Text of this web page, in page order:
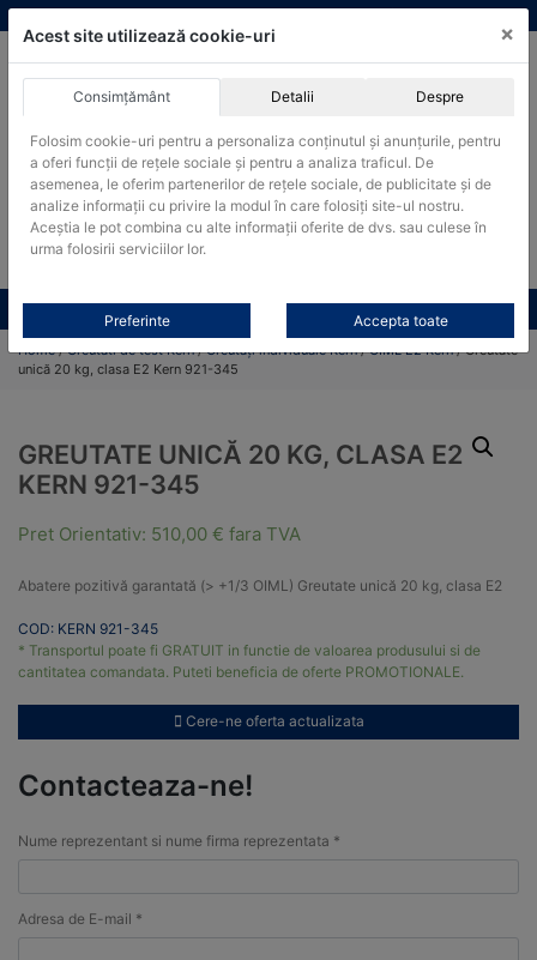
Skip
to
Produsele pot fi achizitionate si in sistemul SEAP / SICAP
Products
search
CAUTARE
Toate produsele CONTACT
Home/Greutati de test Kern/Greutăți individuale Kern/OIML E2 Kern/ Greutate
unică 20 kg, clasa E2 Kern 921-345
GREUTATE UNICĂ 20 KG, CLASA E2
KERN 921-345
Pret Orientativ: 510,00 € fara TVA
Abatere pozitivă garantată (> +1/3 OIML) Greutate unică 20 kg, clasa E2
COD: KERN 921-345
* Transportul poate fi GRATUIT in functie de valoarea produsului si de
cantitatea comandata. Puteti beneficia de oferte PROMOTIONALE.
Cere-ne oferta actualizata
Contacteaza-ne!
Nume reprezentant si nume firma reprezentata *
Adresa de E-mail *
Acest site utilizează cookie-uri ×
Consimțământ Detalii Despre
Folosim cookie-uri pentru a personaliza conținutul și anunțurile, pentru
a oferi funcții de rețele sociale și pentru a analiza traficul. De
asemenea, le oferim partenerilor de rețele sociale, de publicitate și de
analize informații cu privire la modul în care folosiți site-ul nostru.
Aceștia le pot combina cu alte informații oferite de dvs. sau culese în
urma folosirii serviciilor lor.
Preferinte Accepta toate